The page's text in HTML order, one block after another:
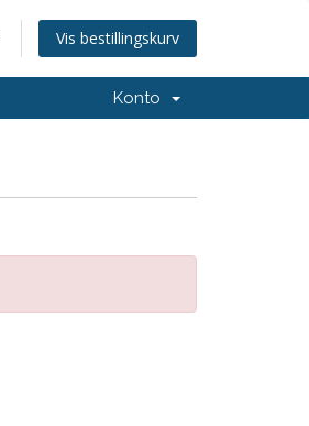
Vis bestillingskurv
Konto